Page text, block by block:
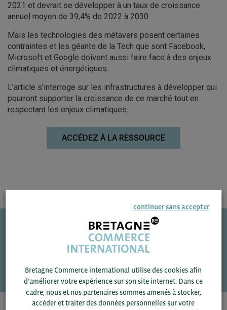
2021 et devrait se développer à un taux de croissance
annuel moyen de 39,4% de 2022 à 2030.
Mais les technologies des métavers posent certaines
contraintes et les géants de la Tech que sont Facebook,
Microsoft et Google doivent aussi faire face à des enjeux
climatiques et énergétiques.
L’article s’interroge sur les infrastructures à développer qui
pourront supporter la croissance de ce marché tout en
respectant les enjeux climatiques.
ACCÉDEZ À LA RESSOURCE
Une question ?
continuer sans accepter
Bretagne Commerce international utilise des cookies afin
d’améliorer votre expérience sur son site internet. Dans ce
cadre, nous et nos partenaires sommes amenés à stocker,
accéder et traiter des données personnelles sur votre